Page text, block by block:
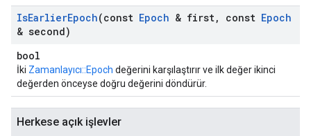
IsEarlierEpoch(const Epoch & first, const Epoch
& second)
bool
İki Zamanlayıcı::Epoch değerini karşılaştırır ve ilk değer ikinci
değerden önceyse doğru değerini döndürür.
Herkese açık işlevler